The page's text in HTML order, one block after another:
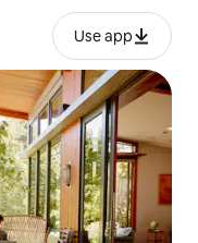
Use app